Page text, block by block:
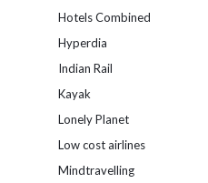
Hotels Combined
Hyperdia
Indian Rail
Kayak
Lonely Planet
Low cost airlines
Mindtravelling